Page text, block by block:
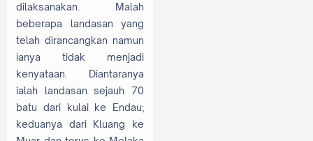
dilaksanakan. Malah
beberapa landasan yang
telah dirancangkan namun
ianya tidak menjadi
kenyataan. Diantaranya
ialah landasan sejauh 70
batu dari kulai ke Endau;
keduanya dari Kluang ke